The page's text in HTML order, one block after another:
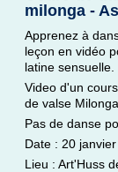
milonga -
Apprenez à
leçon en vidéo
latine sensuelle.
Video d'un
de valse Milonga.
Pas de danse
Date : 20
Lieu : Art'Huss